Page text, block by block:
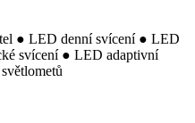
● LED denní svícení ● LED
svícení ● LED adaptivní